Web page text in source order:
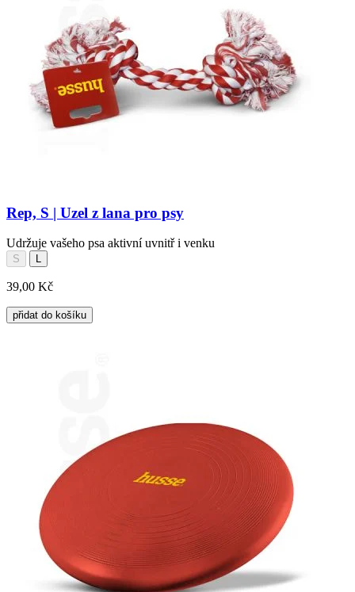
Rep, S | Uzel z lana pro psy
Udržuje vašeho psa aktivní uvnitř i venku
S L
39,00 Kč
přidat do košíku